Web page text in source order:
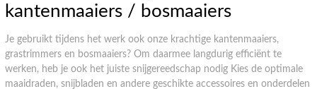
kantenmaaiers / bosmaaiers
Je gebruikt tijdens het werk ook onze krachtige kantenmaaiers,
grastrimmers en bosmaaiers? Om daarmee langdurig efficiënt te
werken, heb je ook het juiste snijgereedschap nodig Kies de optimale
maaidraden, snijbladen en andere geschikte accessoires en onderdelen